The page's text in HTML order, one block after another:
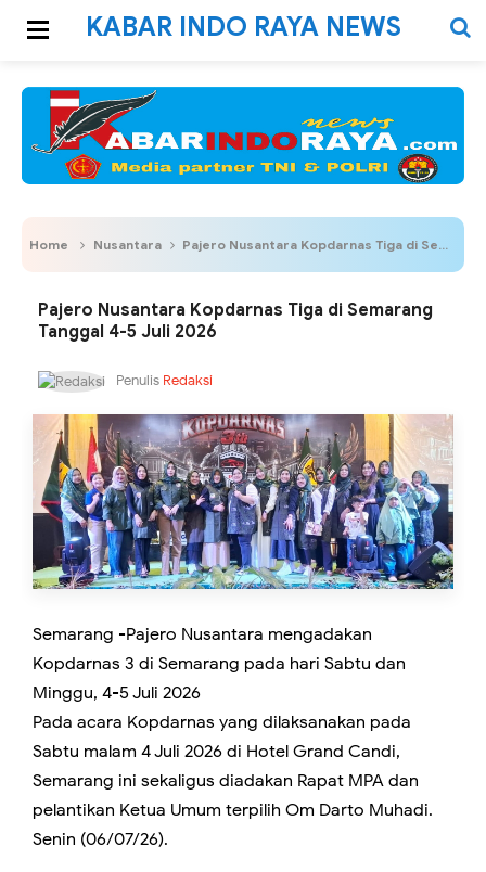
KABAR INDO RAYA NEWS
Home Nusantara Pajero Nusantara Kopdarnas Tiga di Semarang Tanggal 4-5 Juli 2026
Pajero Nusantara Kopdarnas Tiga di Semarang
Tanggal 4-5 Juli 2026
Penulis Redaksi
Semarang -Pajero Nusantara mengadakan
Kopdarnas 3 di Semarang pada hari Sabtu dan
Minggu, 4-5 Juli 2026
Pada acara Kopdarnas yang dilaksanakan pada
Sabtu malam 4 Juli 2026 di Hotel Grand Candi,
Semarang ini sekaligus diadakan Rapat MPA dan
pelantikan Ketua Umum terpilih Om Darto Muhadi.
Senin (06/07/26).